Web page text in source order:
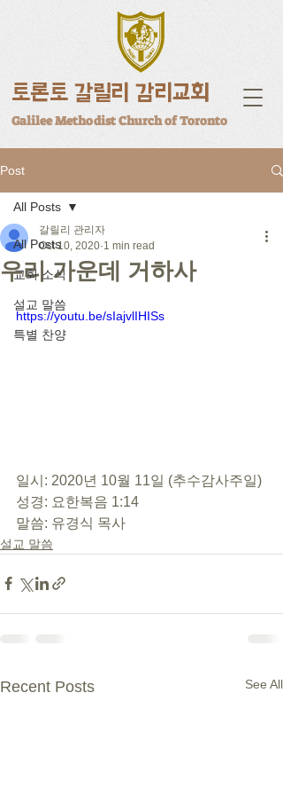
토론토 갈릴리 감리교회
Galilee Methodist Church of Toronto
Post
All Posts
교회 소식
설교 말씀
특별 찬양
All Posts
우리 가운데 거하사
갈릴리 관리자
Oct 10, 2020 1 min read
https://youtu.be/sIajvlIHISs
일시: 2020년 10월 11일 (추수감사주일)
성경: 요한복음 1:14
말씀: 유경식 목사
설교 말씀
Recent Posts See All